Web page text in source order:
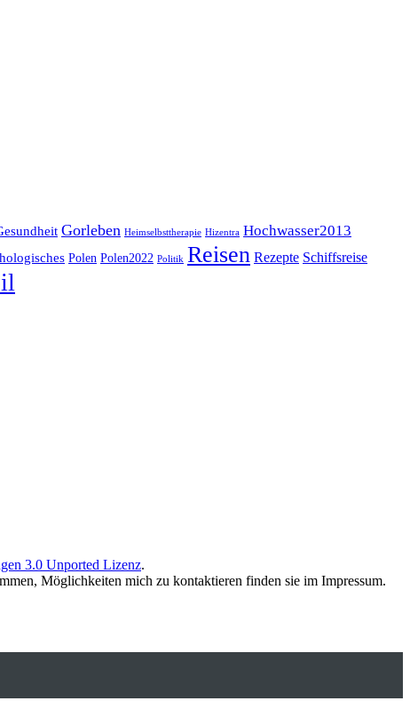
Gorleben Heimselbsttherapie Hizentra Hochwasser2013
Polen Polen2022 Politik Reisen Rezepte Schiffsreise
3.0 Unported Lizenz.
Möglichkeiten mich zu kontaktieren finden sie im Impressum.